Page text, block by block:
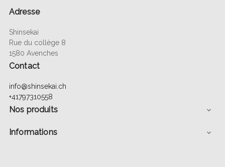
Adresse
Shinsekai
Rue du collège 8
1580 Avenches
Contact
info@shinsekai.ch
+41797310558
Nos produits 
Informations 